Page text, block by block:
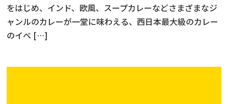
をはじめ、インド、欧風、スープカレーなどさまざまなジ
ャンルのカレーが一堂に味わえる、西日本最大級のカレー
のイベ […]